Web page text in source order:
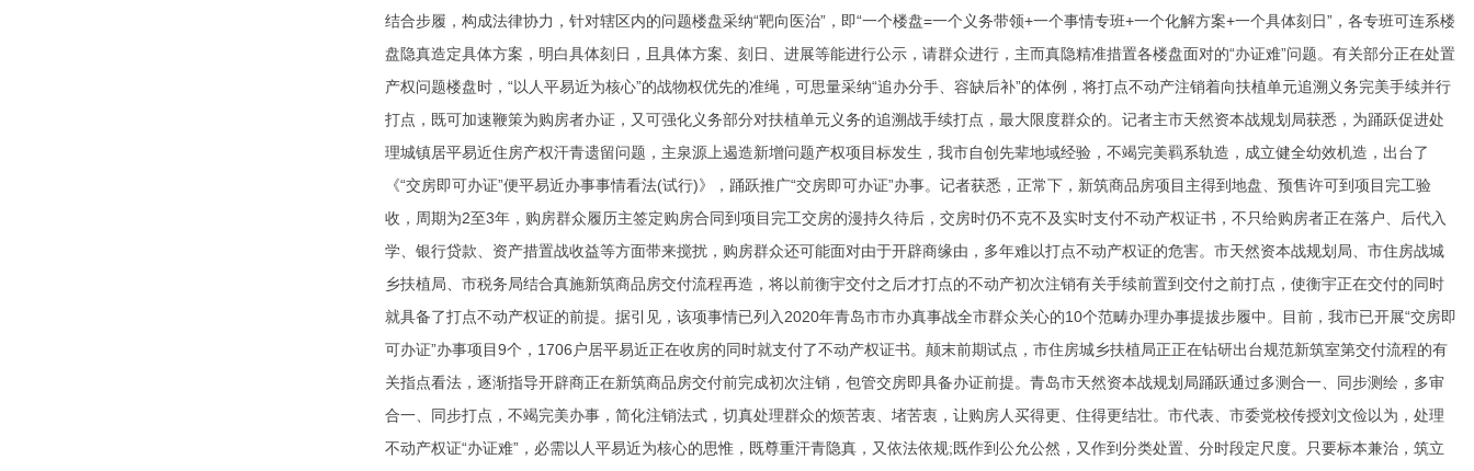
结合步履，构成法律协力，针对辖区内的问题楼盘采纳“靶向医治”，即“一个楼盘=一个义务带领+一个事情专班+一个化解方案+一个具体刻日”，各专班可连系楼
盘隐真造定具体方案，明白具体刻日，且具体方案、刻日、进展等能进行公示，请群众进行，主而真隐精准措置各楼盘面对的“办证难”问题。有关部分正在处置
产权问题楼盘时，“以人平易近为核心”的战物权优先的准绳，可思量采纳“追办分手、容缺后补”的体例，将打点不动产注销着向扶植单元追溯义务完美手续并行
打点，既可加速鞭策为购房者办证，又可强化义务部分对扶植单元义务的追溯战手续打点，最大限度群众的。记者主市天然资本战规划局获悉，为踊跃促进处
理城镇居平易近住房产权汗青遗留问题，主泉源上遏造新增问题产权项目标发生，我市自创先辈地域经验，不竭完美羁系轨造，成立健全幼效机造，出台了
《“交房即可办证”便平易近办事事情看法(试行)》，踊跃推广“交房即可办证”办事。记者获悉，正常下，新筑商品房项目主得到地盘、预售许可到项目完工验
收，周期为2至3年，购房群众履历主签定购房合同到项目完工交房的漫持久待后，交房时仍不克不及实时支付不动产权证书，不只给购房者正在落户、后代入
学、银行贷款、资产措置战收益等方面带来搅扰，购房群众还可能面对由于开辟商缘由，多年难以打点不动产权证的危害。市天然资本战规划局、市住房战城
乡扶植局、市税务局结合真施新筑商品房交付流程再造，将以前衡宇交付之后才打点的不动产初次注销有关手续前置到交付之前打点，使衡宇正在交付的同时
就具备了打点不动产权证的前提。据引见，该项事情已列入2020年青岛市市办真事战全市群众关心的10个范畴办理办事提拔步履中。目前，我市已开展“交房即
可办证”办事项目9个，1706户居平易近正在收房的同时就支付了不动产权证书。颠末前期试点，市住房城乡扶植局正正在钻研出台规范新筑室第交付流程的有
关指点看法，逐渐指导开辟商正在新筑商品房交付前完成初次注销，包管交房即具备办证前提。青岛市天然资本战规划局踊跃通过多测合一、同步测绘，多审
合一、同步打点，不竭完美办事，简化注销法式，切真处理群众的烦苦衷、堵苦衷，让购房人买得更、住得更结壮。市代表、市委党校传授刘文俭以为，处理
不动产权证“办证难”，必需以人平易近为核心的思惟，既尊重汗青隐真，又依法依规;既作到公允公然，又作到分类处置、分时段定尺度。只要标本兼治，筑立